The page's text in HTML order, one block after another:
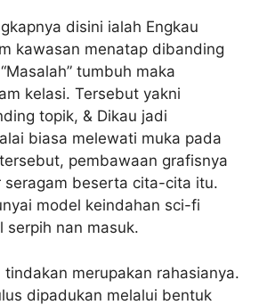
disini ialah Engkau
kawasan menatap dibanding
tumbuh maka
kelasi. Tersebut yakni
topik, & Dikau jadi
biasa melewati muka pada
pembawaan grafisnya
seragam beserta cita-cita itu.
model keindahan sci-fi
serpih nan masuk.
tindakan merupakan rahasianya.
dipadukan melalui bentuk